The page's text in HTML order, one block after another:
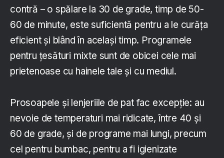
contră – o spălare la 30 de grade, timp de 50-
60 de minute, este suficientă pentru a le curăța
eficient și blând în același timp. Programele
pentru țesături mixte sunt de obicei cele mai
prietenoase cu hainele tale și cu mediul.
Prosoapele și lenjeriile de pat fac excepție: au
nevoie de temperaturi mai ridicate, între 40 și
60 de grade, și de programe mai lungi, precum
cel pentru bumbac, pentru a fi igienizate